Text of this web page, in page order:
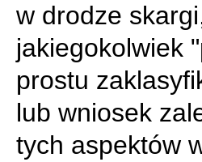
w drodze
jakiegokolwiek
prostu
lub wniosek
tych aspektów